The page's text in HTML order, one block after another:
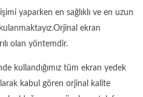
yaparken en sağlıklı ve en uzun
ekran
olan yöntemdir.
kullandığımız tüm ekran yedek
kabul gören orjinal kalite